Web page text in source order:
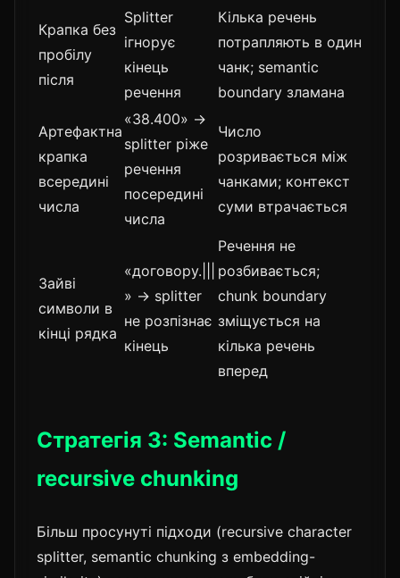
Крапка без
пробілу
після
Splitter
ігнорує
кінець
речення
Кілька речень
потрапляють в один
чанк; semantic
boundary зламана
Артефактна
крапка
всередині
числа
«38.400» →
splitter ріже
речення
посередині
числа
Число
розривається між
чанками; контекст
суми втрачається
Зайві
символи в
кінці рядка
«договору.|||
» → splitter
не розпізнає
кінець
Речення не
розбивається;
chunk boundary
зміщується на
кілька речень
вперед
Стратегія 3: Semantic /
recursive chunking
Більш просунуті підходи (recursive character
splitter, semantic chunking з embedding-